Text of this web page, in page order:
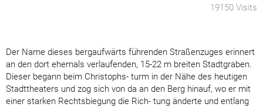
19150 Visits
Der Name dieses bergaufwärts führenden Straßenzuges erinnert
an den dort ehemals verlaufenden, 15-22 m breiten Stadtgraben.
Dieser begann beim Christophs- turm in der Nähe des heutigen
Stadttheaters und zog sich von da an den Berg hinauf, wo er mit
einer starken Rechtsbiegung die Rich- tung änderte und entlang